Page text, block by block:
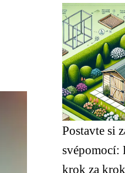
Postavte si
svépomocí:
krok za